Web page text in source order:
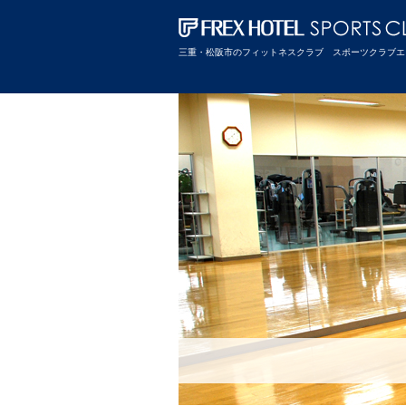
三重・松阪市のフィットネスクラブ スポーツクラブ